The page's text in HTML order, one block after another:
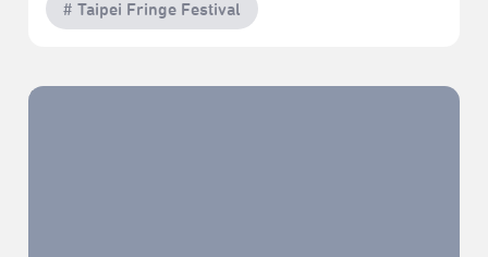
# Taipei Fringe Festival
理想國的劇團《騷人》｜2022臺北藝穗節（青穗觀察：